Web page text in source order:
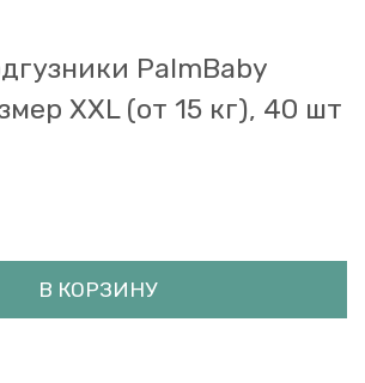
PalmBaby
XXL (от 15 кг), 40 шт
В КОРЗИНУ